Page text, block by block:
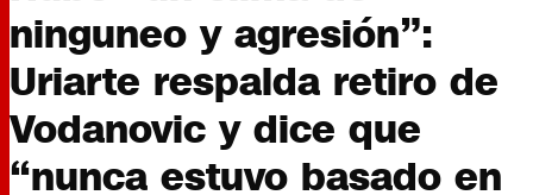
Cultura
Servicios
Bits
CNN tiempo
Futuro 360
Opinión
ninguneo y agresión”:
Uriarte respalda retiro de
Vodanovic y dice que
“nunca estuvo basado en